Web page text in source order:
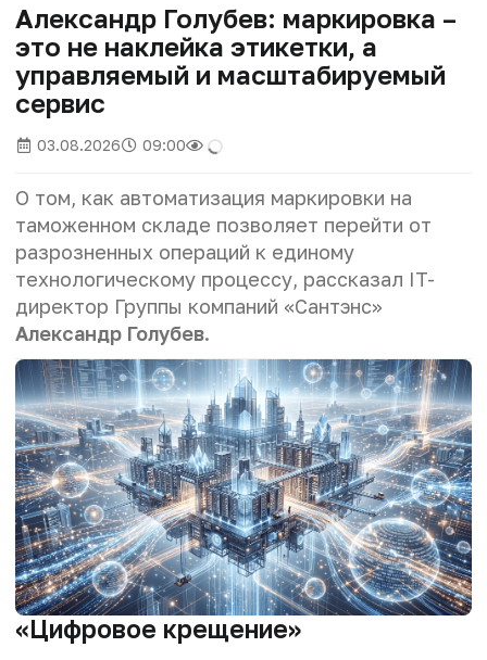
Александр Голубев: маркировка –
это не наклейка этикетки, а
управляемый и масштабируемый
сервис
03.08.2026 09:00
О том, как автоматизация маркировки на
таможенном складе позволяет перейти от
разрозненных операций к единому
технологическому процессу, рассказал IT-
директор Группы компаний «Сантэнс»
Александр Голубев.
«Цифровое крещение»